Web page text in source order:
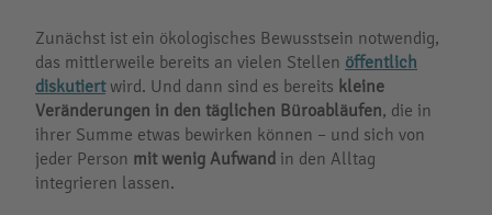
Zunächst ist ein ökologisches Bewusstsein notwendig,
das mittlerweile bereits an vielen Stellen öffentlich
diskutiertwird. Und dann sind es bereits kleine
Veränderungen in den täglichen Büroabläufen, die in
ihrer Summe etwas bewirken können – und sich von
jeder Person mit wenig Aufwand in den Alltag
integrieren lassen.